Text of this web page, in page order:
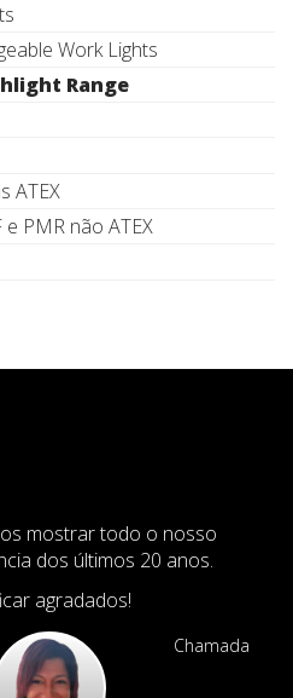
Work Lights
Range
ATEX
PMR não ATEX
mostrar todo o nosso
dos últimos 20 anos.
agradados!
Chamada